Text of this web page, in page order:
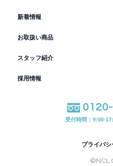
新着情報
お取扱い商品
スタッフ紹介
採用情報
受付時間：9:00-
プライバ
©︎NCL